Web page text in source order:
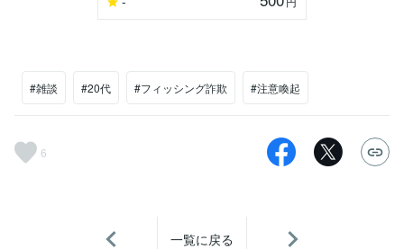
#雑談 #20代 #フィッシング詐欺 #注意喚起
6
一覧に戻る